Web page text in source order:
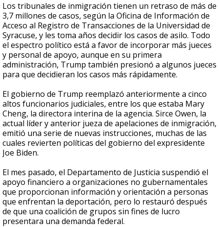
Los tribunales de inmigración tienen un retraso de más de
3,7 millones de casos, según la Oficina de Información de
Acceso al Registro de Transacciones de la Universidad de
Syracuse, y les toma años decidir los casos de asilo. Todo
el espectro político está a favor de incorporar más jueces
y personal de apoyo, aunque en su primera
administración, Trump también presionó a algunos jueces
para que decidieran los casos más rápidamente.
El gobierno de Trump reemplazó anteriormente a cinco
altos funcionarios judiciales, entre los que estaba Mary
Cheng, la directora interina de la agencia. Sirce Owen, la
actual líder y anterior jueza de apelaciones de inmigración,
emitió una serie de nuevas instrucciones, muchas de las
cuales revierten políticas del gobierno del expresidente
Joe Biden.
El mes pasado, el Departamento de Justicia suspendió el
apoyo financiero a organizaciones no gubernamentales
que proporcionan información y orientación a personas
que enfrentan la deportación, pero lo restauró después
de que una coalición de grupos sin fines de lucro
presentara una demanda federal.